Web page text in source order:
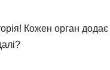
Кожен орган